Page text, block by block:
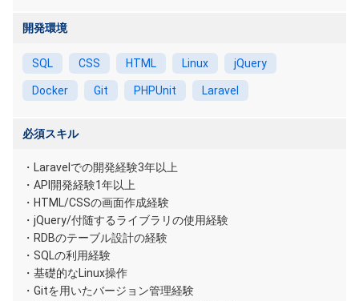
開発環境
SQL CSS HTML Linux jQuery
Docker Git PHPUnit Laravel
必須スキル
・Laravelでの開発経験3年以上
・API開発経験1年以上
・HTML/CSSの画面作成経験
・jQuery/付随するライブラリの使用経験
・RDBのテーブル設計の経験
・SQLの利用経験
・基礎的なLinux操作
・Gitを用いたバージョン管理経験